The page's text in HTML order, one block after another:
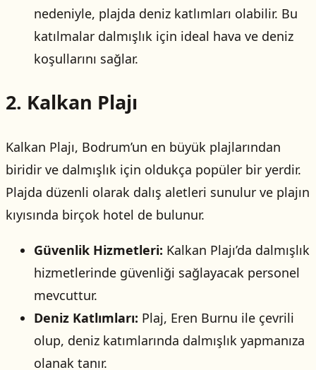
nedeniyle, plajda deniz katlımları olabilir. Bu
katılmalar dalmışlık için ideal hava ve deniz
koşullarını sağlar.
2. Kalkan Plajı
Kalkan Plajı, Bodrum’un en büyük plajlarından
biridir ve dalmışlık için oldukça popüler bir yerdir.
Plajda düzenli olarak dalış aletleri sunulur ve plajın
kıyısında birçok hotel de bulunur.
Güvenlik Hizmetleri: Kalkan Plajı’da dalmışlık
hizmetlerinde güvenliği sağlayacak personel
mevcuttur.
Deniz Katlımları: Plaj, Eren Burnu ile çevrili
olup, deniz katımlarında dalmışlık yapmanıza
olanak tanır.